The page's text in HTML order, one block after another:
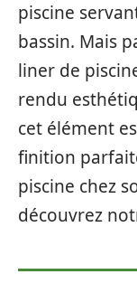
piscine
bassin. Mais
liner de
rendu
cet élément
finition
piscine chez
découvrez